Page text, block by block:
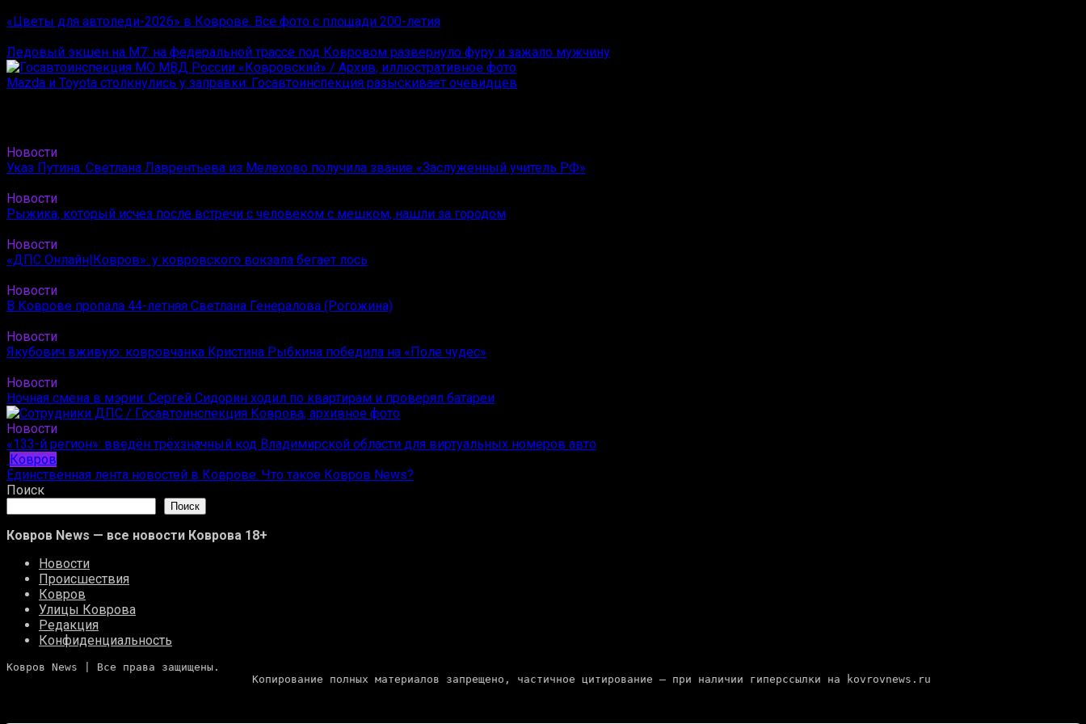
«Цветы для автоледи-2026» в Коврове. Все фото с площади 200-летия
Ледовый экшен на М7: на федеральной трассе под Ковровом развернуло фуру и зажало мужчину
Mazda и Toyota столкнулись у заправки: Госавтоинспекция разыскивает очевидцев
Новости
Указ Путина: Светлана Лаврентьева из Мелехово получила звание «Заслуженный учитель РФ»
Новости
Рыжика, который исчез после встречи с человеком с мешком, нашли за городом
Новости
«ДПС Онлайн|Ковров»: у ковровского вокзала бегает лось
Новости
В Коврове пропала 44-летняя Светлана Генералова (Рогожина)
Новости
Якубович вживую: ковровчанка Кристина Рыбкина победила на «Поле чудес»
Новости
Ночная смена в мэрии: Сергей Сидорин ходил по квартирам и проверял батареи
Новости
«133-й регион»: введён трёхзначный код Владимирской области для виртуальных номеров авто
Ковров
Единственная лента новостей в Коврове. Что такое Ковров News?
Поиск
Поиск
Ковров News — все новости Коврова 18+
Новости
Происшествия
Ковров
Улицы Коврова
Редакция
Конфиденциальность
Ковров News | Все права защищены.
                                      Копирование полных материалов запрещено, частичное цитирование — при наличии гиперссылки на kovrovnews.ru